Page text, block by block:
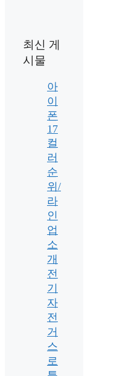
최신 게
시물
아
이
폰
17
컬
러
순
위/
라
인
업
소
개
전
기
자
전
거
스
로